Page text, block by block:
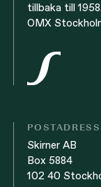
tillbaka till
OMX
POSTADRESS
Skirner AB
Box 5884
102 40